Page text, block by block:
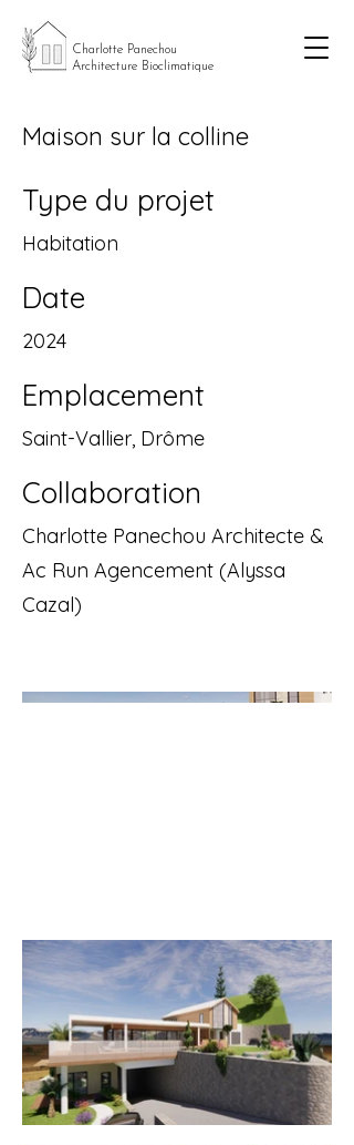
Charlotte Panechou
Architecture Bioclimatique
Maison sur la colline
Type du projet
Habitation
Date
2024
Emplacement
Saint-Vallier, Drôme
Collaboration
Charlotte Panechou Architecte &
Ac Run Agencement (Alyssa
Cazal)